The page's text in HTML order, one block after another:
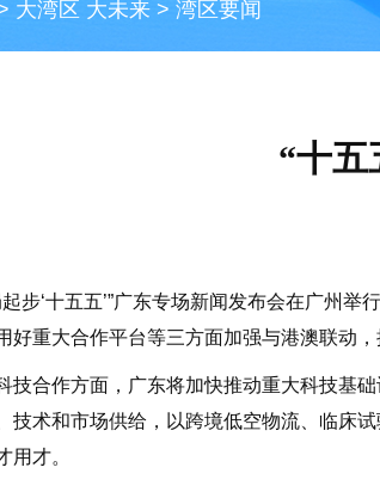
大湾区 大未来 > 湾区要闻
“十五
‘十五五’”广东专场新闻发布会在广州举
好重大合作平台等三方面加强与港澳联动
合作方面，广东将加快推动重大科技基础
技术和市场供给，以跨境低空物流、临床
用才。